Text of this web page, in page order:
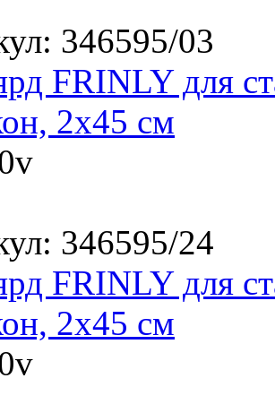
346595/03
FRINLY для
2х45 см
v
346595/24
FRINLY для
2х45 см
v